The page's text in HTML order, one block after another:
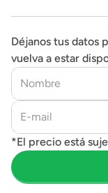
Déjanos tus datos
vuelva a estar